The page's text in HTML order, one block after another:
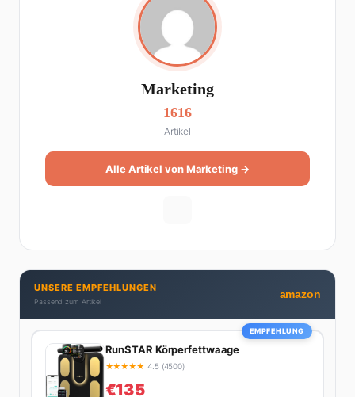
Marketing
1616
Artikel
Alle Artikel von Marketing →
UNSERE EMPFEHLUNGEN
Passend zum Artikel
amazon
EMPFEHLUNG
RunSTAR Körperfettwaage
★★★★★ 4.5 (4500)
€135